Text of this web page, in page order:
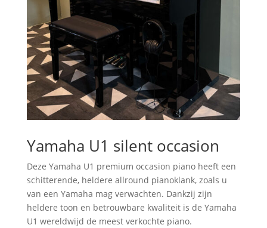
Yamaha U1 silent occasion
Deze Yamaha U1 premium occasion piano heeft een
schitterende, heldere allround pianoklank, zoals u
van een Yamaha mag verwachten. Dankzij zijn
heldere toon en betrouwbare kwaliteit is de Yamaha
U1 wereldwijd de meest verkochte piano.